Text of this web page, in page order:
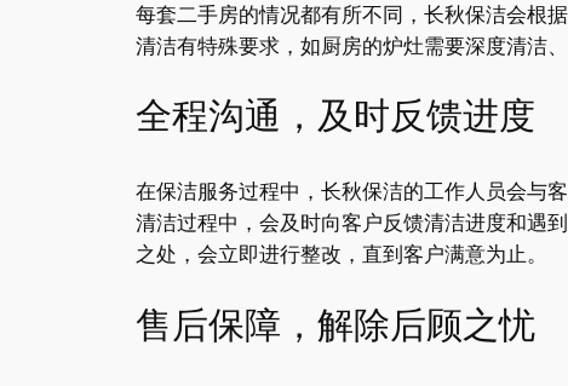
每套二手房的情况都有所不同，长秋保洁会根
清洁有特殊要求，如厨房的炉灶需要深度清洁
全程沟通，及时反馈进度
在保洁服务过程中，长秋保洁的工作人员会与
清洁过程中，会及时向客户反馈清洁进度和遇
之处，会立即进行整改，直到客户满意为止。
售后保障，解除后顾之忧